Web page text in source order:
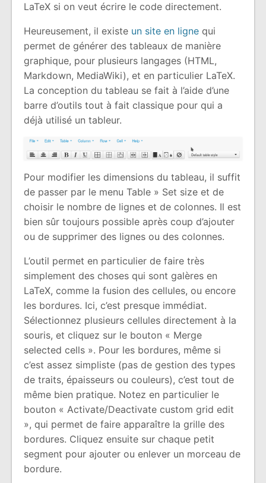
LaTeX si on veut écrire le code directement.
Heureusement, il existe un site en ligne qui
permet de générer des tableaux de manière
graphique, pour plusieurs langages (HTML,
Markdown, MediaWiki), et en particulier LaTeX.
La conception du tableau se fait à l’aide d’une
barre d’outils tout à fait classique pour qui a
déjà utilisé un tableur.
Pour modifier les dimensions du tableau, il suffit
de passer par le menu Table » Set size et de
choisir le nombre de lignes et de colonnes. Il est
bien sûr toujours possible après coup d’ajouter
ou de supprimer des lignes ou des colonnes.
L’outil permet en particulier de faire très
simplement des choses qui sont galères en
LaTeX, comme la fusion des cellules, ou encore
les bordures. Ici, c’est presque immédiat.
Sélectionnez plusieurs cellules directement à la
souris, et cliquez sur le bouton « Merge
selected cells ». Pour les bordures, même si
c’est assez simpliste (pas de gestion des types
de traits, épaisseurs ou couleurs), c’est tout de
même bien pratique. Notez en particulier le
bouton « Activate/Deactivate custom grid edit
», qui permet de faire apparaître la grille des
bordures. Cliquez ensuite sur chaque petit
segment pour ajouter ou enlever un morceau de
bordure.